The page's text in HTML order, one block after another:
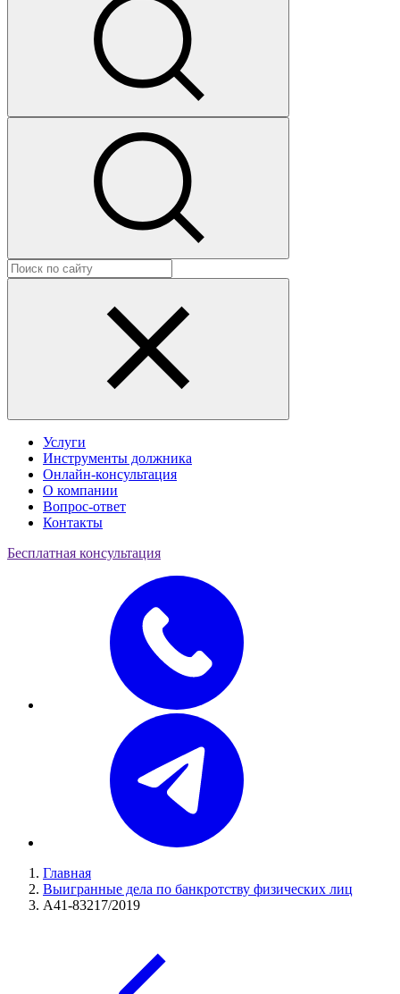
Услуги
Инструменты должника
Онлайн-консультация
О компании
Вопрос-ответ
Контакты
Бесплатная консультация
Главная
Выигранные дела по банкротству физических лиц
А41-83217/2019